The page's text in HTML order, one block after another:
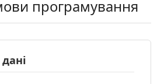
програмування